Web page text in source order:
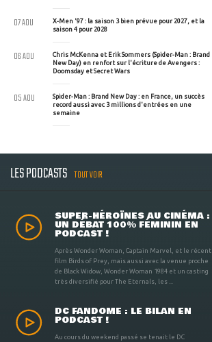
X-Men '97 : la saison 3 bien prévue pour 2027, et la
saison 4 pour 2028
07 AOU
Chris McKenna et Erik Sommers (Spider-Man : Brand
New Day) en renfort sur l'écriture de Avengers :
Doomsday et Secret Wars
06 AOU
Spider-Man : Brand New Day : en France, un succès
record aussi avec 3 millions d'entrées en une
semaine
05 AOU
LES PODCASTS TOUT VOIR
SUPER-HÉROÏNES AU CINÉMA :
UN DÉBAT 100% FÉMININ EN
PODCAST !
Après Wonder Woman, Captain Marvel, et le récent
film Birds of Prey, mais aussi avec la venue proche
de Black Widow, Wonder Woman 1984 et un casting
très diversifié pour The Eternals, les ...
DC FANDOME : LE BILAN EN
PODCAST !
Au cours du weekend passé se tenait le DC